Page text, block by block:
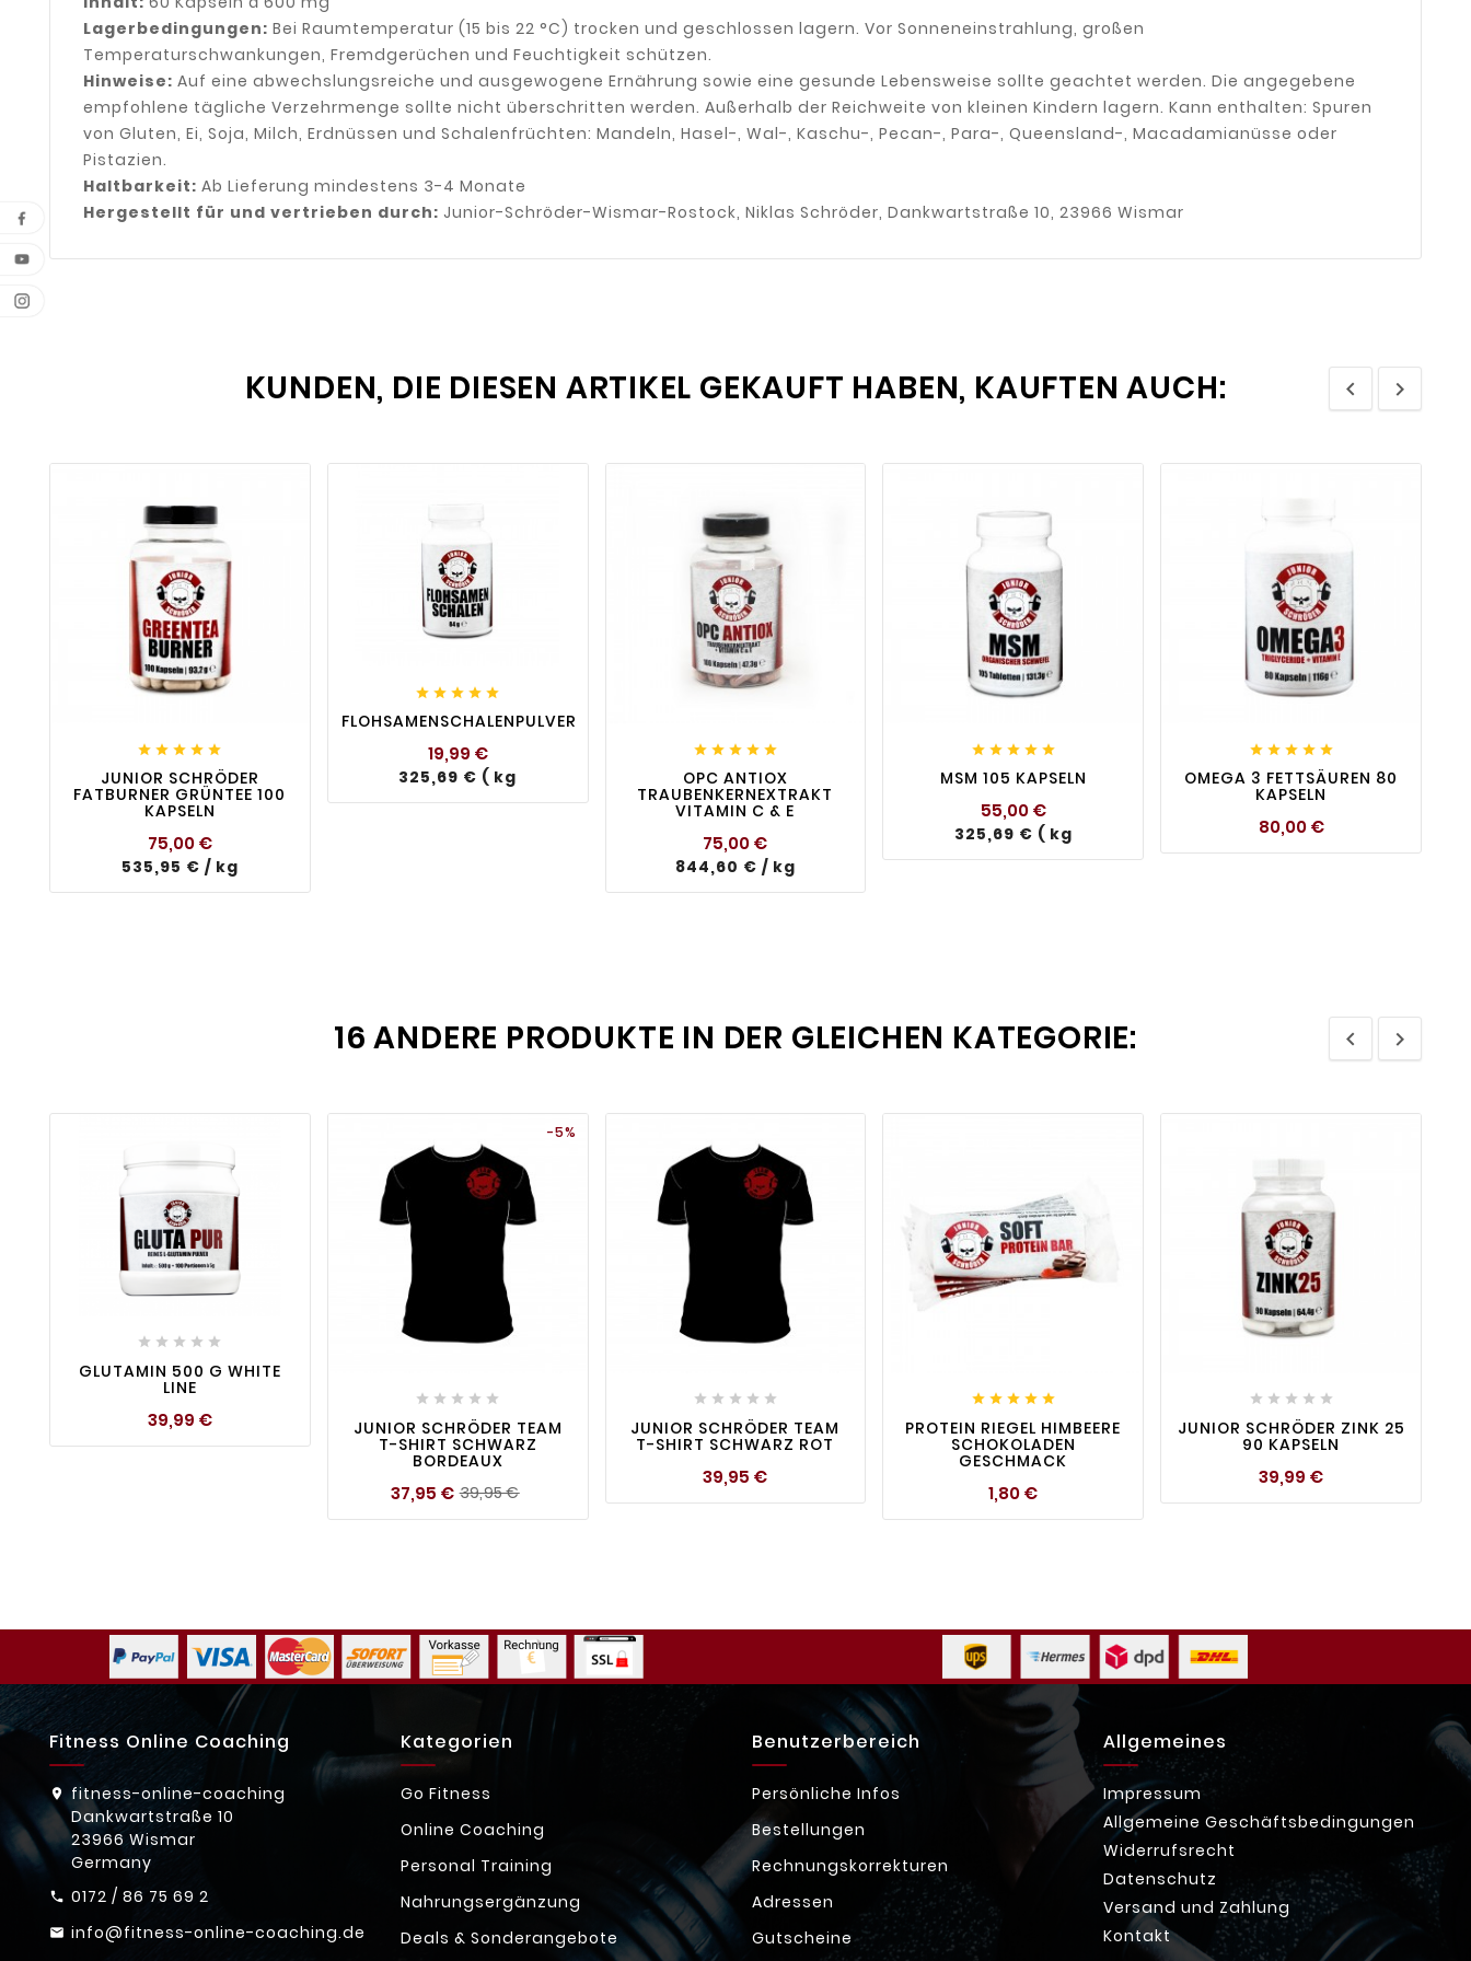
Lagerbedingungen: Bei Raumtemperatur (15 bis 22 °C) trocken und geschlossen lagern. Vor Sonneneinstrahlung, großen
Temperaturschwankungen, Fremdgerüchen und Feuchtigkeit schützen.
Hinweise: Auf eine abwechslungsreiche und ausgewogene Ernährung sowie eine gesunde Lebensweise sollte geachtet werden. Die angegebene
empfohlene tägliche Verzehrmenge sollte nicht überschritten werden. Außerhalb der Reichweite von kleinen Kindern lagern. Kann enthalten: Spuren
von Gluten, Ei, Soja, Milch, Erdnüssen und Schalenfrüchten: Mandeln, Hasel-, Wal-, Kaschu-, Pecan-, Para-, Queensland-, Macadamianüsse oder
Pistazien.
Haltbarkeit: Ab Lieferung mindestens 3-4 Monate
Hergestellt für und vertrieben durch: Junior-Schröder-Wismar-Rostock, Niklas Schröder, Dankwartstraße 10, 23966 Wismar
KUNDEN, DIE DIESEN ARTIKEL GEKAUFT HABEN, KAUFTEN AUCH:  
favorite_border 
    
JUNIOR SCHRÖDER
FATBURNER GRÜNTEE 100
KAPSELN
75,00 €Preis
535,95 € / kg
favorite_border 
    
FLOHSAMENSCHALENPULVER
19,99 €Preis
325,69 € ( kg

    
OPC ANTIOX
TRAUBENKERNEXTRAKT
VITAMIN C & E
75,00 €Preis
844,60 € / kg
favorite_border 
    
MSM 105 KAPSELN
55,00 €Preis
325,69 € ( kg
favorite_border  visibility
    
OMEGA 3 FETTSÄUREN 80
KAPSELN
80,00 €Preis
16 ANDERE PRODUKTE IN DER GLEICHEN KATEGORIE:  
favorite_border  visibility
    
GLUTAMIN 500 G WHITE
LINE
39,99 €Preis
favorite_border 
-5%
    
JUNIOR SCHRÖDER TEAM
T-SHIRT SCHWARZ
BORDEAUX
37,95 € 39,95 €
favorite_border 
    
JUNIOR SCHRÖDER TEAM
T-SHIRT SCHWARZ ROT
39,95 €Preis
    
PROTEIN RIEGEL HIMBEERE
SCHOKOLADEN
GESCHMACK
1,80 €Preis
    
JUNIOR SCHRÖDER ZINK 25
90 KAPSELN
39,99 €Preis
Fitness Online Coaching
fitness-online-coaching
Dankwartstraße 10
23966 Wismar
Germany
0172 / 86 75 69 2
info@fitness-online-coaching.de
Kategorien
Go Fitness
Online Coaching
Personal Training
Nahrungsergänzung
Deals & Sonderangebote
Benutzerbereich
Persönliche Infos
Bestellungen
Rechnungskorrekturen
Adressen
Gutscheine
Allgemeines
Impressum
Allgemeine Geschäftsbedingungen
Widerrufsrecht
Datenschutz
Versand und Zahlung
Kontakt